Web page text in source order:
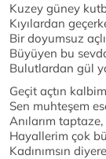
Kuzey güney
Kıyılardan
Bir doyumsuz
Büyüyen bu
Bulutlardan gül
Geçit açtın
Sen muhteşem
Anılarım
Hayallerim çok
Kadınımsın